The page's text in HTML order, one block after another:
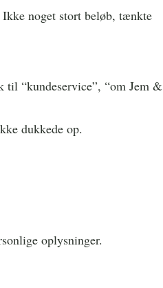
noget stort beløb, tænkte
“kundeservice”, “om Jem &
dukkede op.
oplysninger.